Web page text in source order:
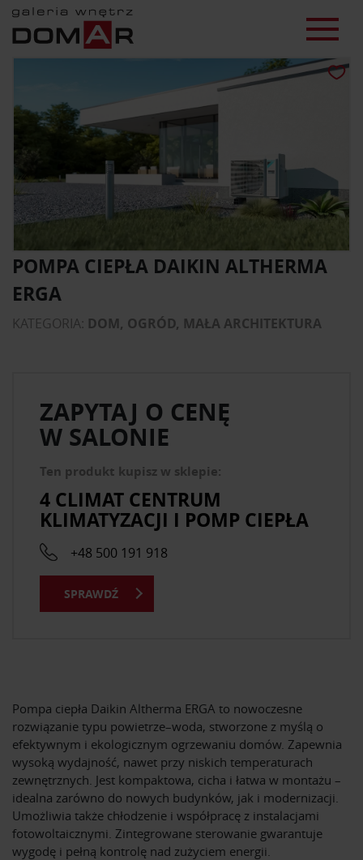
POMPA CIEPŁA DAIKIN ALTHERMA
ERGA
KATEGORIA: DOM, OGRÓD, MAŁA ARCHITEKTURA
Pompa ciepła Daikin Altherma ERGA to nowoczesne
rozwiązanie typu powietrze–woda, stworzone z myślą o
efektywnym i ekologicznym ogrzewaniu domów. Zapewnia
wysoką wydajność, nawet przy niskich temperaturach
zewnętrznych. Jest kompaktowa, cicha i łatwa w montażu –
idealna zarówno do nowych budynków, jak i modernizacji.
Umożliwia także chłodzenie i współpracę z instalacjami
fotowoltaicznymi. Zintegrowane sterowanie gwarantuje
wygodę i pełną kontrolę nad zużyciem energii.
ZAPYTAJ O CENĘ
W SALONIE
Ten produkt kupisz w sklepie:
4 CLIMAT CENTRUM
KLIMATYZACJI I POMP CIEPŁA
+48 500 191 918
SPRAWDŹ